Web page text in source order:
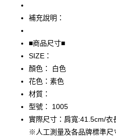
悠遊付
AFTEE先享後付
相關說明
【關於「AFTEE先享後付」】
AFTEE先享後付是「在收到商品
便利好安心！
１．簡單：不需註冊會員、不需綁
２．便利：只要手機號碼，簡訊認
【「AFTEE先享後付」結帳流程】
運送方式
全家取貨付款
免運費
補充說明：
■商品尺寸■
SIZE：
顏色： 白色
花色：素色
材質：
型號： 1005
實際尺寸：肩寬:41.5cm/
※人工測量及各品牌標準